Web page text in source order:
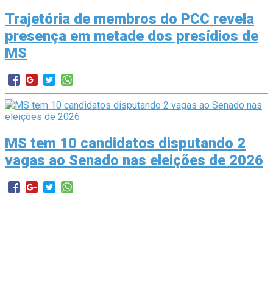
Trajetória de membros do PCC revela
presença em metade dos presídios de
MS
MS tem 10 candidatos disputando 2
vagas ao Senado nas eleições de 2026